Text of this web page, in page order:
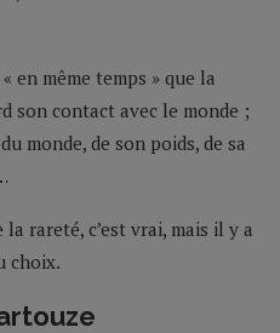
en même temps » que la
son contact avec le monde ;
monde, de son poids, de sa
rareté, c’est vrai, mais il y a
choix.